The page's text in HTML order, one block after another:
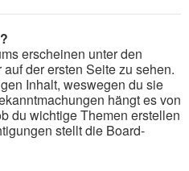
erscheinen unter den
der ersten Seite zu sehen.
Inhalt, weswegen du sie
hängt es von
du wichtige Themen erstellen
stellt die Board-